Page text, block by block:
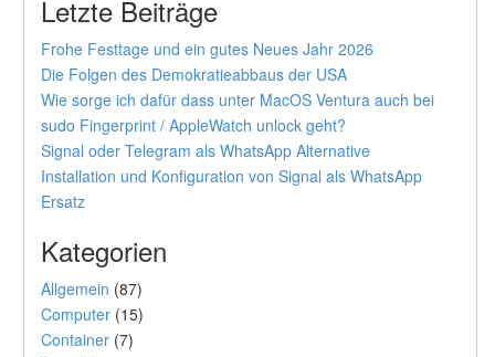
Letzte Beiträge
Frohe Festtage und ein gutes Neues Jahr 2026
Die Folgen des Demokratieabbaus der USA
Wie sorge ich dafür dass unter MacOS Ventura auch bei
sudo Fingerprint / AppleWatch unlock geht?
Signal oder Telegram als WhatsApp Alternative
Installation und Konfiguration von Signal als WhatsApp
Ersatz
Kategorien
Allgemein (87)
Computer (15)
Container (7)